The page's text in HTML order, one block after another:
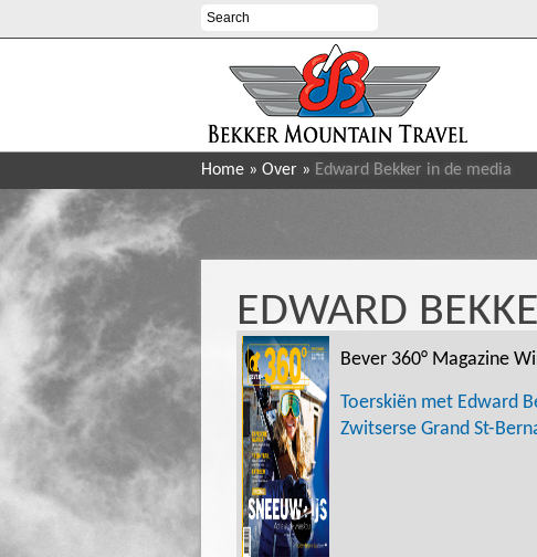
Home » Over » Edward Bekker in de media
EDWARD
Bever 360° Magazine
Toerskiën met Edward
Zwitserse Grand St-